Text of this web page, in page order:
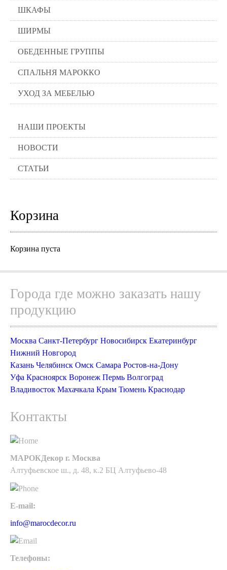
ШКАФЫ
ШИРМЫ
ОБЕДЕННЫЕ ГРУППЫ
СПАЛЬНЯ МАРОККО
УХОД ЗА МЕБЕЛЬЮ
НАШИ ПРОЕКТЫ
НОВОСТИ
СТАТЬИ
Корзина
Корзина пуста
Города где можно заказать нашу
продукцию
Москва Санкт-Петербург Новосибирск Екатеринбург
Нижний Новгород
Казань Челябинск Омск Самара Ростов-на-Дону
Уфа Красноярск Воронеж Пермь Волгоград
Владивосток Махачкала Крым Тюмень Краснодар
Контакты
МАРОКДекор г. Москва
Алтуфьевское ш., д. 48, к.2 БЦ Алтуфьево-48
E-mail:
info@marocdecor.ru
Телефоны: